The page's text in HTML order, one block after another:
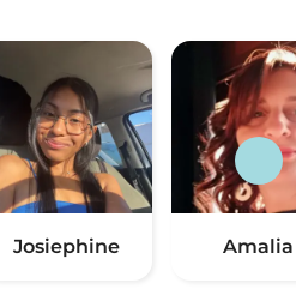
Josiephine Amalia